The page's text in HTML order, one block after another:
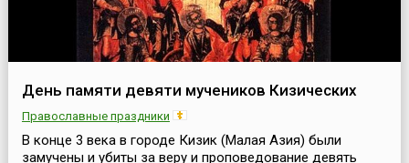
День памяти девяти мучеников Кизических
Православные праздники
В конце 3 века в городе Кизик (Малая Азия) были
замучены и убиты за веру и проповедование девять